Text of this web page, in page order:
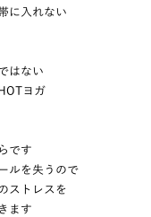
入れない
はない
ヨガ
です
ルを失うので
ストレスを
ます